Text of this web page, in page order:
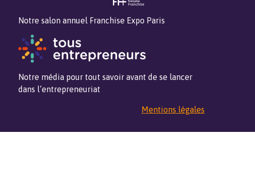
Notre salon annuel Franchise Expo Paris
Notre média pour tout savoir avant de se lancer
dans l’entrepreneuriat
Mentions légales